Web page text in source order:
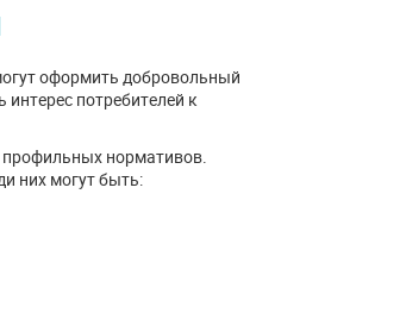
оформить добровольный
потребителей к
нормативов.
них могут быть: